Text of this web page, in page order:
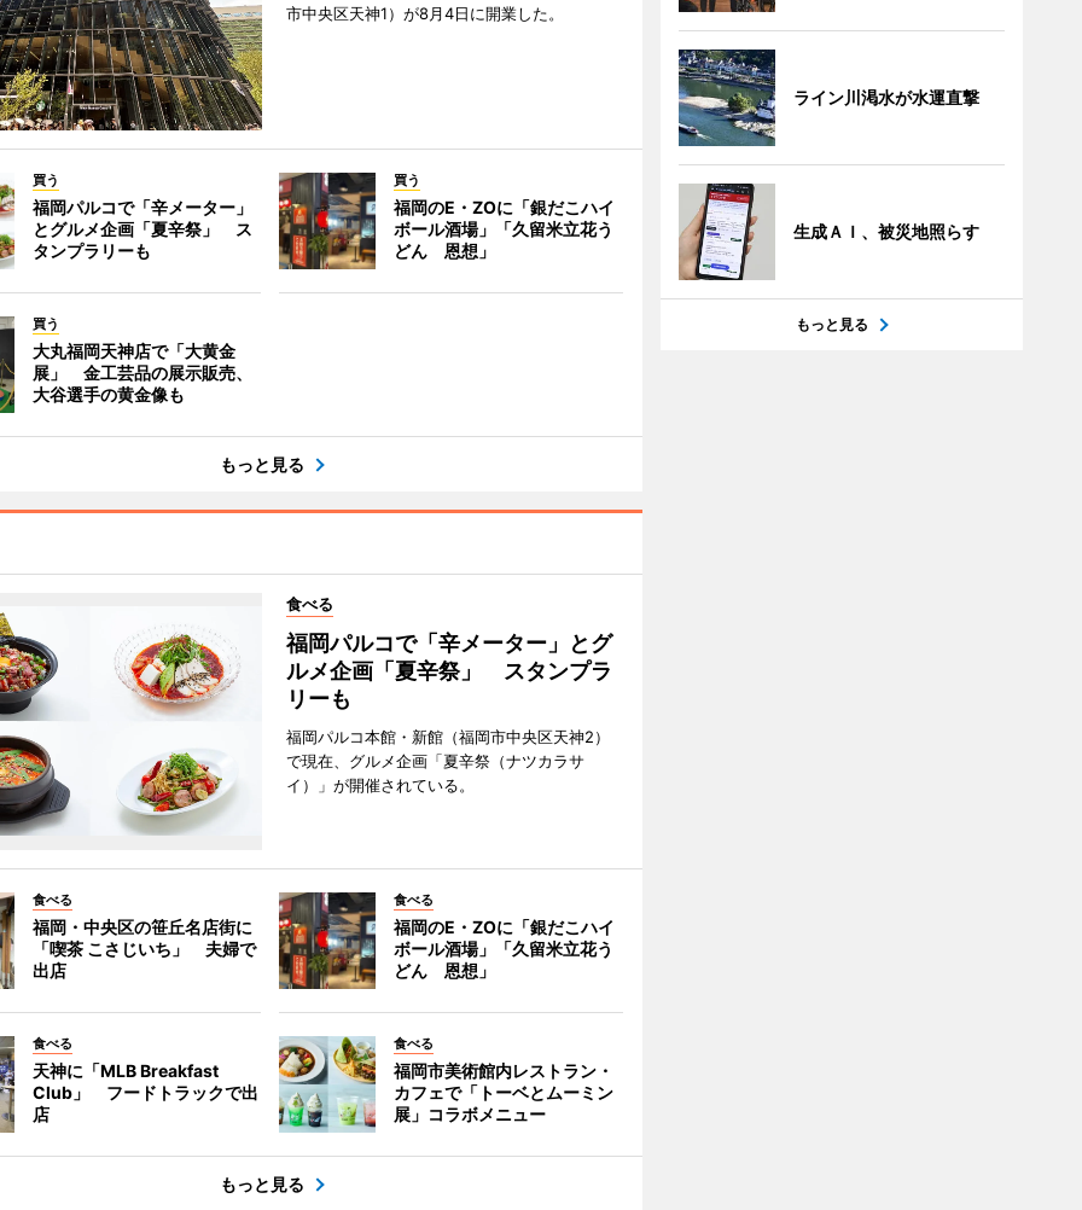
市中央区天神1）が8月4日に開業した。
買う
福岡パルコで「辛メーター」
とグルメ企画「夏辛祭」 ス
タンプラリーも
買う
福岡のE・ZOに「銀だこハイ
ボール酒場」「久留米立花う
どん 恩想」
買う
大丸福岡天神店で「大黄金
展」 金工芸品の展示販売、
大谷選手の黄金像も
もっと見る
食べる
福岡パルコで「辛メーター」とグ
ルメ企画「夏辛祭」 スタンプラ
リーも
福岡パルコ本館・新館（福岡市中央区天神2）
で現在、グルメ企画「夏辛祭（ナツカラサ
イ）」が開催されている。
食べる
福岡・中央区の笹丘名店街に
「喫茶 こさじいち」 夫婦で
出店
食べる
福岡のE・ZOに「銀だこハイ
ボール酒場」「久留米立花う
どん 恩想」
食べる
天神に「MLB Breakfast
Club」 フードトラックで出
店
食べる
福岡市美術館内レストラン・
カフェで「トーベとムーミン
展」コラボメニュー
もっと見る
ライン川渇水が水運直撃
生成ＡＩ、被災地照らす
もっと見る